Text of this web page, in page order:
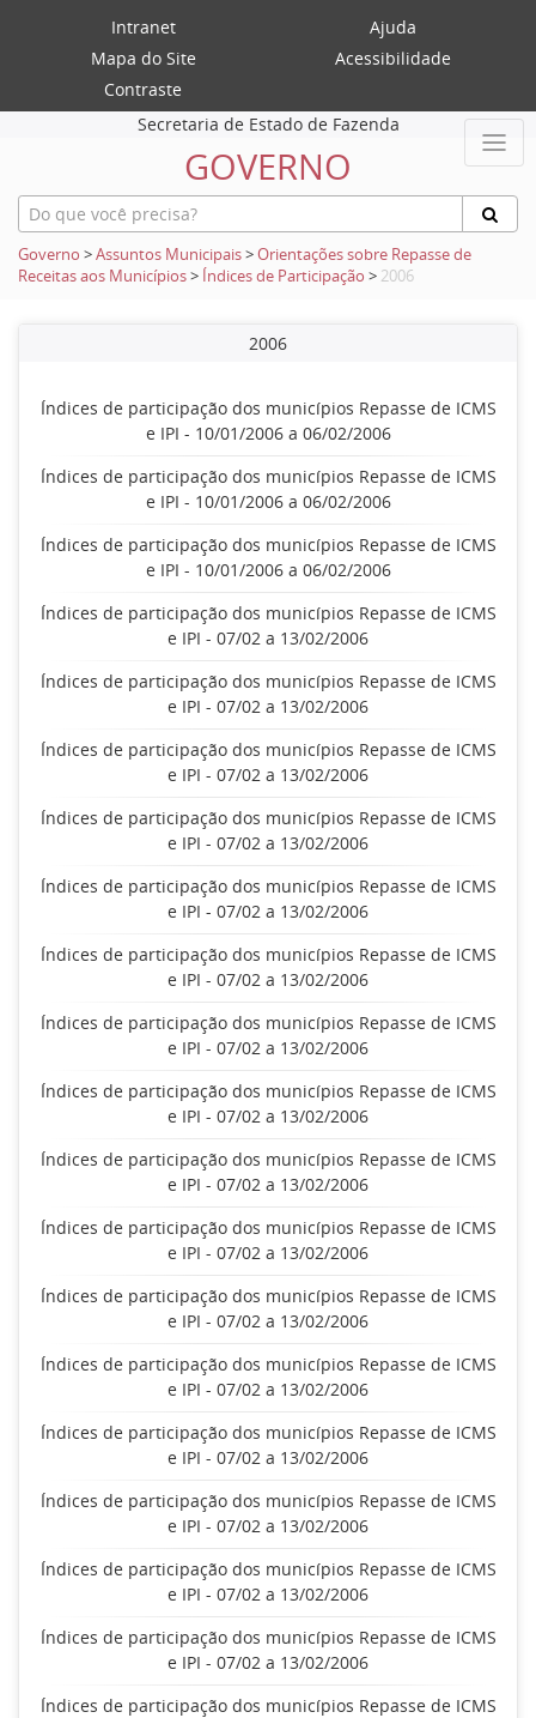
Intranet
Ajuda
Mapa do Site
Acessibilidade
Contraste
Secretaria de Estado de Fazenda
GOVERNO
Governo >Assuntos Municipais>Orientações sobre Repasse de
Receitas aos Municípios> Índices de Participação > 2006
2006
Índices de participação dos municípios Repasse de ICMS
e IPI - 10/01/2006 a 06/02/2006
Índices de participação dos municípios Repasse de ICMS
e IPI - 10/01/2006 a 06/02/2006
Índices de participação dos municípios Repasse de ICMS
e IPI - 10/01/2006 a 06/02/2006
Índices de participação dos municípios Repasse de ICMS
e IPI - 07/02 a 13/02/2006
Índices de participação dos municípios Repasse de ICMS
e IPI - 07/02 a 13/02/2006
Índices de participação dos municípios Repasse de ICMS
e IPI - 07/02 a 13/02/2006
Índices de participação dos municípios Repasse de ICMS
e IPI - 07/02 a 13/02/2006
Índices de participação dos municípios Repasse de ICMS
e IPI - 07/02 a 13/02/2006
Índices de participação dos municípios Repasse de ICMS
e IPI - 07/02 a 13/02/2006
Índices de participação dos municípios Repasse de ICMS
e IPI - 07/02 a 13/02/2006
Índices de participação dos municípios Repasse de ICMS
e IPI - 07/02 a 13/02/2006
Índices de participação dos municípios Repasse de ICMS
e IPI - 07/02 a 13/02/2006
Índices de participação dos municípios Repasse de ICMS
e IPI - 07/02 a 13/02/2006
Índices de participação dos municípios Repasse de ICMS
e IPI - 07/02 a 13/02/2006
Índices de participação dos municípios Repasse de ICMS
e IPI - 07/02 a 13/02/2006
Índices de participação dos municípios Repasse de ICMS
e IPI - 07/02 a 13/02/2006
Índices de participação dos municípios Repasse de ICMS
e IPI - 07/02 a 13/02/2006
Índices de participação dos municípios Repasse de ICMS
e IPI - 07/02 a 13/02/2006
Índices de participação dos municípios Repasse de ICMS
e IPI - 07/02 a 13/02/2006
Índices de participação dos municípios Repasse de ICMS